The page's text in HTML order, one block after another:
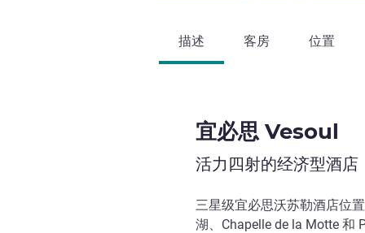
描述 客房 位置
宜必思 Vesoul
活力四射的经济型酒店
三星级宜必思沃苏勒酒店位
湖、Chapelle de la Motte 和